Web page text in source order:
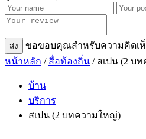
ส่ง
ขอขอบคุณสําหรับความคิดเ
หน้าหลัก / สื่อท้องถิ่น / สเปน (2 บ
บ้าน
บริการ
สเปน (2 บทความใหญ่)